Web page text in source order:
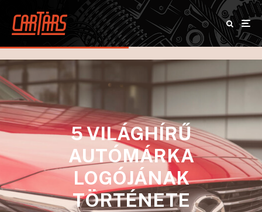
5 VILÁGHÍRŰ
AUTÓMÁRKA
LOGÓJÁNAK
TÖRTÉNETE